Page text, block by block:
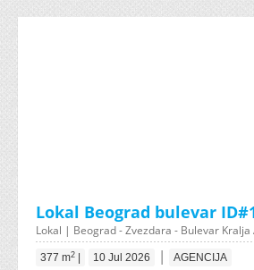
Lokal Beograd bulevar
Lokal | Beograd - Zvezdara - Bulevar Kralja
377 m2 10 Jul 2026 | AGENCIJA